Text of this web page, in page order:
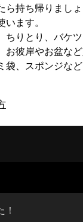
持ち帰りましょ
ます。
ちりとり、バケ
お彼岸やお盆な
、スポンジな